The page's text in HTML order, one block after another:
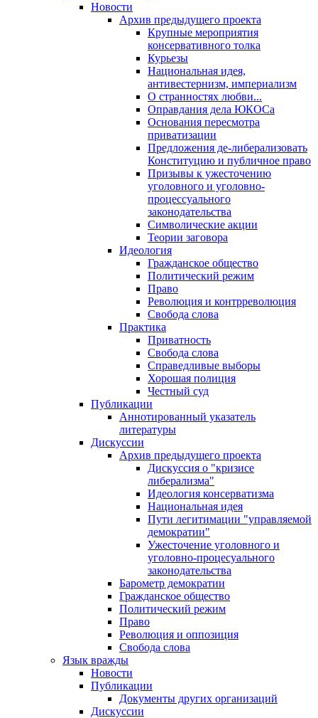
Новости
Архив предыдущего проекта
Крупные мероприятия
консервативного толка
Курьезы
Национальная идея,
антивестернизм, империализм
О странностях любви...
Оправдания дела ЮКОСа
Основания пересмотра
приватизации
Предложения де-либерализовать
Конституцию и публичное право
Призывы к ужесточению
уголовного и уголовно-
процессуального
законодательства
Символические акции
Теории заговора
Идеология
Гражданское общество
Политический режим
Право
Революция и контрреволюция
Свобода слова
Практика
Приватность
Свобода слова
Справедливые выборы
Хорошая полиция
Честный суд
Публикации
Аннотированный указатель
литературы
Дискуссии
Архив предыдущего проекта
Дискуссия о "кризисе
либерализма"
Идеология консерватизма
Национальная идея
Пути легитимации "управляемой
демократии"
Ужесточение уголовного и
уголовно-процесуального
законодательства
Барометр демократии
Гражданское общество
Политический режим
Право
Революция и оппозиция
Свобода слова
Язык вражды
Новости
Публикации
Документы других организаций
Дискуссии